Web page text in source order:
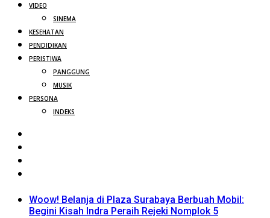
VIDEO
SINEMA
KESEHATAN
PENDIDIKAN
PERISTIWA
PANGGUNG
MUSIK
PERSONA
INDEKS
Woow! Belanja di Plaza Surabaya Berbuah Mobil:
Begini Kisah Indra Peraih Rejeki Nomplok 5